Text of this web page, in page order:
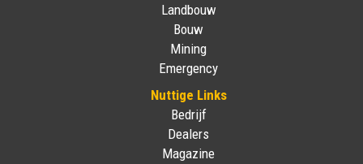
Landbouw
Bouw
Mining
Emergency
Nuttige Links
Bedrijf
Dealers
Magazine